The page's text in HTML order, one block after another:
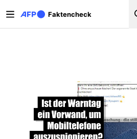
Faktencheck
Primäre Reiter